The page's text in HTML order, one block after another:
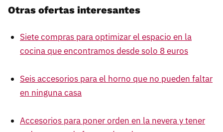
Otras ofertas interesantes
Siete compras para optimizar el espacio en la
cocina que encontramos desde solo 8 euros
Seis accesorios para el horno que no pueden faltar
en ninguna casa
Accesorios para poner orden en la nevera y tener